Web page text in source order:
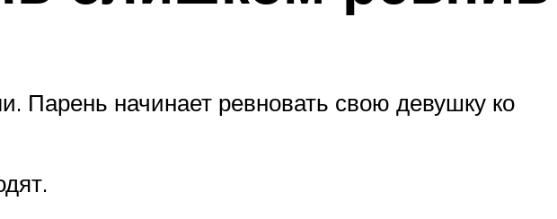
Парень начинает ревновать свою девушку ко